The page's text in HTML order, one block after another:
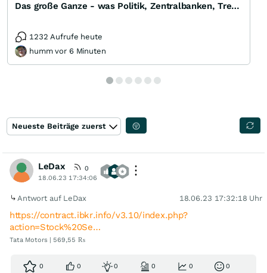
Das große Ganze - was Politik, Zentralbanken, Trends, Medien und Gesellschaft mit Aktien, Rohstoffen
1232 Aufrufe heute
humm vor 6 Minuten
Neueste Beiträge zuerst
LeDax
0
18.06.23 17:34:06
Antwort auf LeDax 18.06.23 17:32:18 Uhr
https://contract.ibkr.info/v3.10/index.php?
action=Stock%20Se…
Tata Motors | 569,55 ₨
0 0 0 0 0 0